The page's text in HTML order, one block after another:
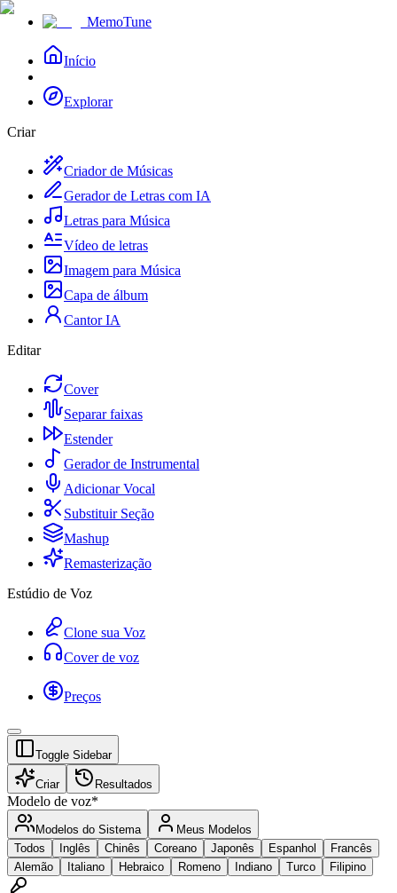
MemoTune
Início
Explorar
Criar
Criador de Músicas
Gerador de Letras com IA
Letras para Música
Vídeo de letras
Imagem para Música
Capa de álbum
Cantor IA
Editar
Cover
Separar faixas
Estender
Gerador de Instrumental
Adicionar Vocal
Substituir Seção
Mashup
Remasterização
Estúdio de Voz
Clone sua Voz
Cover de voz
Preços
Toggle Sidebar
Criar Resultados
Modelo de voz*
Modelos do Sistema
Meus Modelos
Todos
Inglês Chinês Coreano Japonês Espanhol
Francês
Alemão
Italiano Hebraico Romeno Indiano Turco Filipino